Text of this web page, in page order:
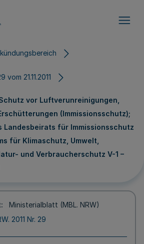
vom 21.11.2011
vor Luftverunreinigungen,
(Immissionsschutz);
Landesbeirats für Immissionsschutz
für Klimaschutz, Umwelt,
und Verbraucherschutz V-1 –
Ministerialblatt (MBL. NRW)
2011 Nr. 29